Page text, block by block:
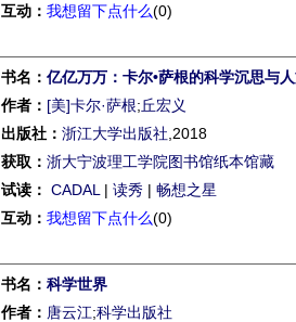
互动： 我想留下点什么(0)
书名： 亿亿万万：卡尔•萨根的科学沉思与
作者： [美]卡尔·萨根;丘宏义
出版社： 浙江大学出版社 ,2018
获取： 浙大宁波理工学院图书馆纸本馆藏
试读： CADAL | 读秀 | 畅想之星
互动： 我想留下点什么(0)
书名： 科学世界
作者： 唐云江;科学出版社